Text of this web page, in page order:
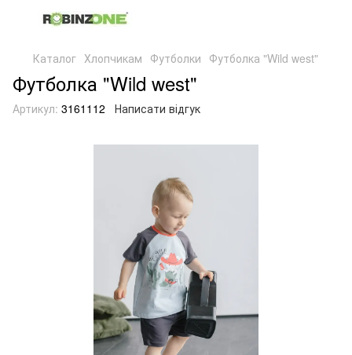
Каталог Хлопчикам Футболки Футболка "Wild west"
Футболка "Wild west"
Артикул: 3161112 Написати відгук